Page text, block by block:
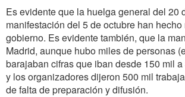
Es evidente que la huelga general del 20
manifestación del 5 de octubre han
gobierno. Es evidente también, que la
Madrid, aunque hubo miles de personas
barajaban cifras que iban desde 150 mil
y los organizadores dijeron 500 mil
de falta de preparación y difusión.